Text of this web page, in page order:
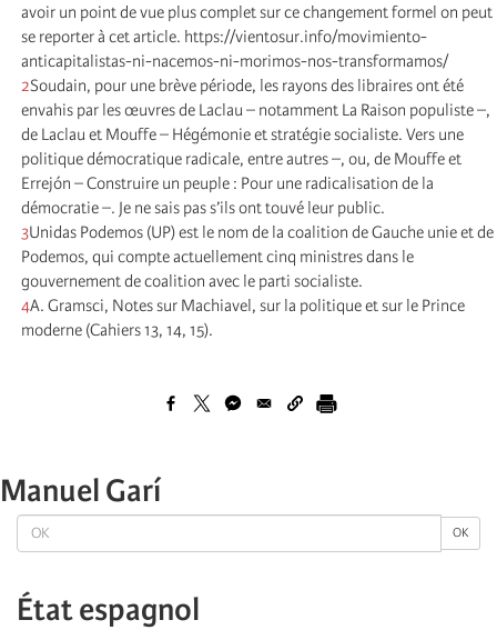
OK OK
État espagnol
avoir un point de vue plus complet sur ce changement formel on peut
se reporter à cet article. https://vientosur.info/movimiento-
anticapitalistas-ni-nacemos-ni-morimos-nos-transformamos/
2Soudain, pour une brève période, les rayons des libraires ont été
envahis par les œuvres de Laclau – notamment La Raison populiste –,
de Laclau et Mouffe – Hégémonie et stratégie socialiste. Vers une
politique démocratique radicale, entre autres –, ou, de Mouffe et
Errejón – Construire un peuple : Pour une radicalisation de la
démocratie –. Je ne sais pas s’ils ont touvé leur public.
3Unidas Podemos (UP) est le nom de la coalition de Gauche unie et de
Podemos, qui compte actuellement cinq ministres dans le
gouvernement de coalition avec le parti socialiste.
4A. Gramsci, Notes sur Machiavel, sur la politique et sur le Prince
moderne (Cahiers 13, 14, 15).
Manuel Garí